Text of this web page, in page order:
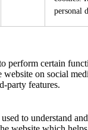
personal
perform certain
website on social
party features.
to understand